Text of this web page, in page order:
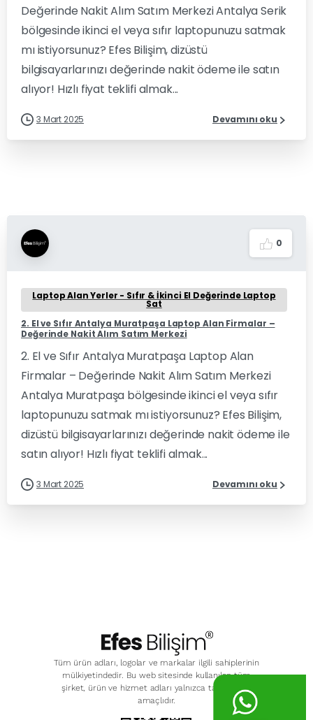
Değerinde Nakit Alım Satım Merkezi Antalya Serik
bölgesinde ikinci el veya sıfır laptopunuzu satmak
mı istiyorsunuz? Efes Bilişim, dizüstü
bilgisayarlarınızı değerinde nakit ödeme ile satın
alıyor! Hızlı fiyat teklifi almak...
3 Mart 2025 Devamını oku
0
Laptop Alan Yerler - Sıfır & İkinci El Değerinde Laptop
Sat
2. El ve Sıfır Antalya Muratpaşa Laptop Alan Firmalar –
Değerinde Nakit Alım Satım Merkezi
2. El ve Sıfır Antalya Muratpaşa Laptop Alan
Firmalar – Değerinde Nakit Alım Satım Merkezi
Antalya Muratpaşa bölgesinde ikinci el veya sıfır
laptopunuzu satmak mı istiyorsunuz? Efes Bilişim,
dizüstü bilgisayarlarınızı değerinde nakit ödeme ile
satın alıyor! Hızlı fiyat teklifi almak...
3 Mart 2025 Devamını oku
Tüm ürün adları, logolar ve markalar ilgili sahiplerinin
mülkiyetindedir. Bu web sitesinde kullanılan tüm
şirket, ürün ve hizmet adları yalnızca tanımlama
amaçlıdır.